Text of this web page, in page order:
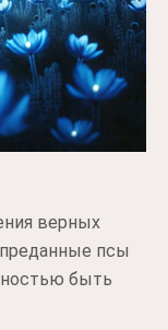
верных
псы
быть